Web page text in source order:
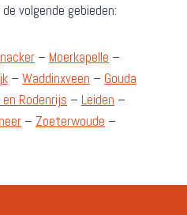
volgende gebieden:
– Moerkapelle –
– Waddinxveen – Gouda
en Rodenrijs – Leiden –
– Zoeterwoude –